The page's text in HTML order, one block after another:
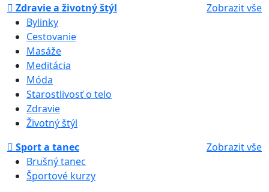
Zdravie a životný štýl
Zobrazit vše
Bylinky
Cestovanie
Masáže
Meditácia
Móda
Starostlivosť o telo
Zdravie
Životný štýl
Sport a tanec
Zobrazit vše
Brušný tanec
Športové kurzy